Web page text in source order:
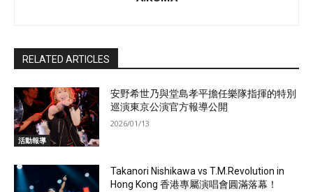
RELATED ARTICLES
活動報導
安野希世乃與堂島孝平擔任樂隊指揮的特別
巡演東京公演官方報導公開
2026/01/13
Takanori Nishikawa vs T.M.Revolution in
Hong Kong 香港專屬演唱會圓滿落幕！